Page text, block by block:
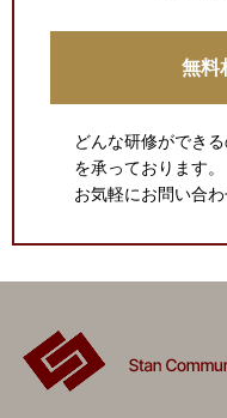
無料
どんな研修ができ
を承っております。
お気軽にお問い合わ